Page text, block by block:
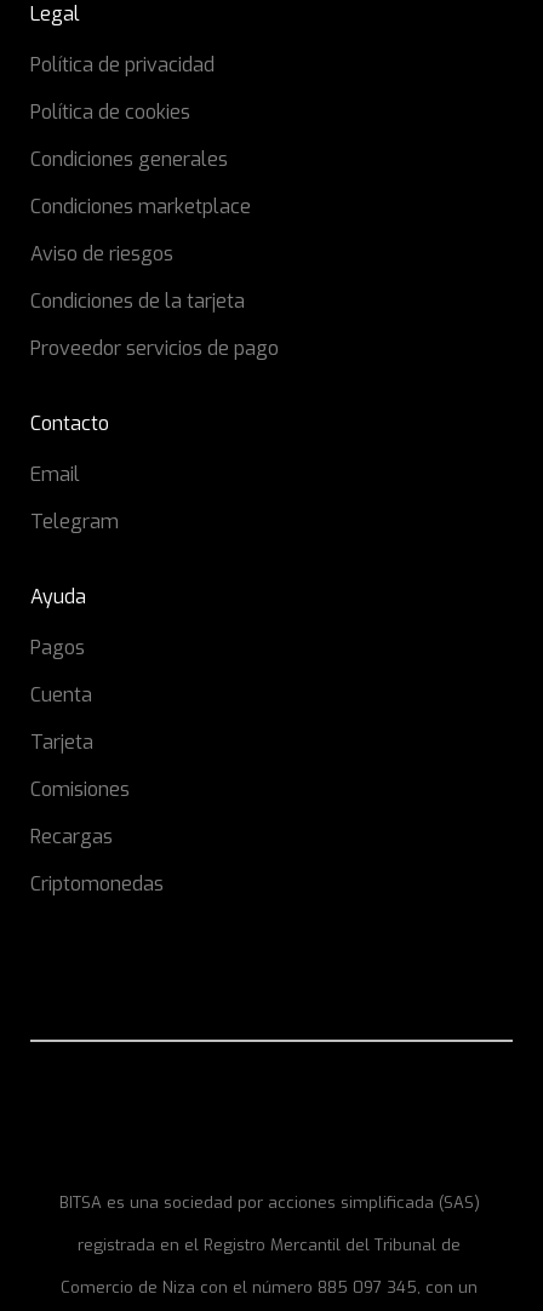
Legal
Política de privacidad
Política de cookies
Condiciones generales
Condiciones marketplace
Aviso de riesgos
Condiciones de la tarjeta
Proveedor servicios de pago
Contacto
Email
Telegram
Ayuda
Pagos
Cuenta
Tarjeta
Comisiones
Recargas
Criptomonedas
BITSA es una sociedad por acciones simplificada (SAS)
registrada en el Registro Mercantil del Tribunal de
Comercio de Niza con el número 885 097 345, con un